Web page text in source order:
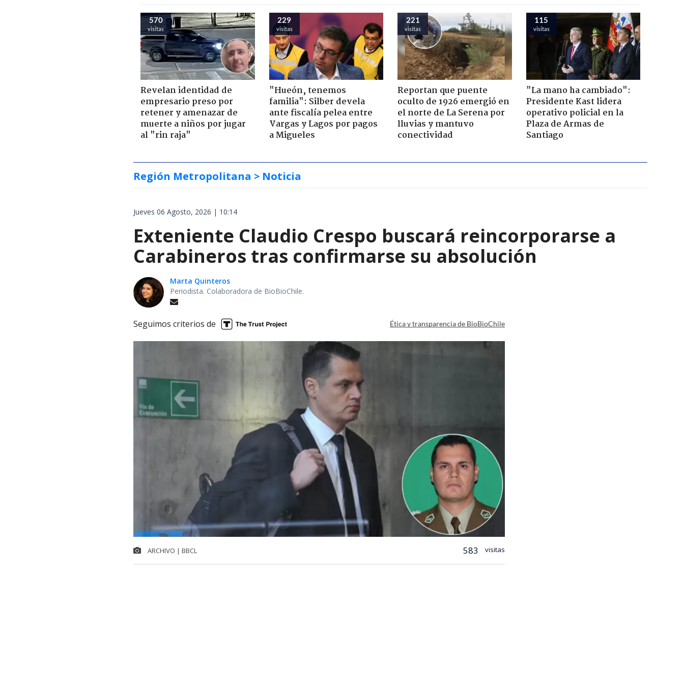
570
visitas
Revelan identidad de
empresario preso por
retener y amenazar de
muerte a niños por jugar
al "rin raja"
229
visitas
"Hueón, tenemos
familia": Silber devela
ante fiscalía pelea entre
Vargas y Lagos por pagos
a Migueles
221
visitas
Reportan que puente
oculto de 1926 emergió en
el norte de La Serena por
lluvias y mantuvo
conectividad
115
visitas
"La mano ha cambiado":
Presidente Kast lidera
operativo policial en la
Plaza de Armas de
Santiago
Región Metropolitana > Noticia
Jueves 06 Agosto, 2026 | 10:14
Exteniente Claudio Crespo buscará reincorporarse a
Carabineros tras confirmarse su absolución
Marta Quinteros
Periodista. Colaboradora de BioBioChile.
Seguimos criterios de Ética y transparencia de BioBioChile
ARCHIVO | BBCL 583 visitas